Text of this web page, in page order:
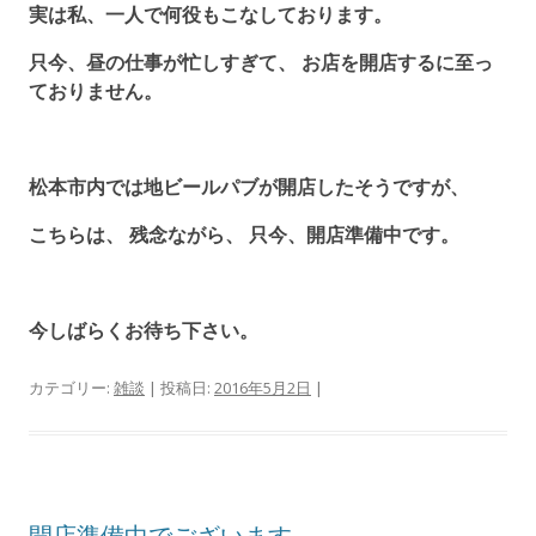
実は私、一人で何役もこなしております。
只今、昼の仕事が忙しすぎて、 お店を開店するに至っ
ておりません。
松本市内では地ビールパブが開店したそうですが、
こちらは、 残念ながら、 只今、開店準備中です。
今しばらくお待ち下さい。
カテゴリー: 雑談 | 投稿日: 2016年5月2日 |